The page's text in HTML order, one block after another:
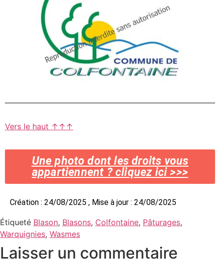
Vers le haut ↑↑↑
Une photo dont les droits vous
appartiennent ? cliquez ici >>>
Création : 24/08/2025 , Mise à jour : 24/08/2025
Étiqueté Blason, Blasons, Colfontaine, Pâturages,
Warquignies, Wasmes
Laisser un commentaire